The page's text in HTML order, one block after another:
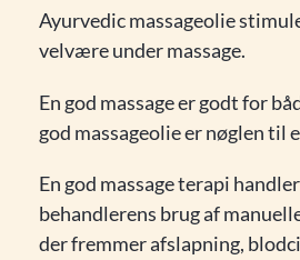
Ayurvedic massageolie
velvære under massage.
En god massage er godt for
god massageolie er nøglen til
En god massage terapi
behandlerens brug af
der fremmer afslapning,